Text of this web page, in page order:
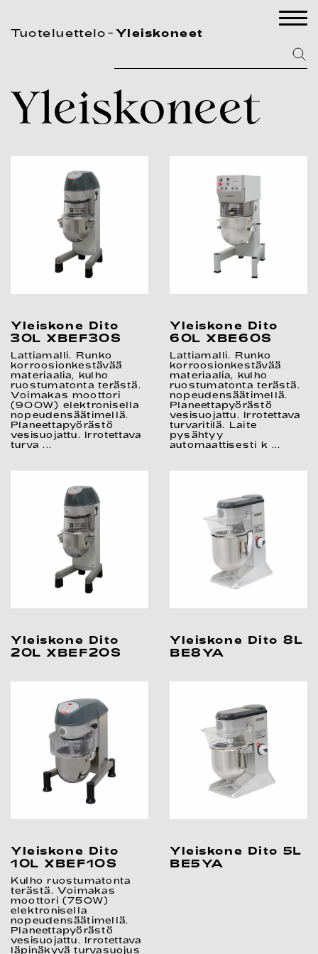
Tuoteluettelo Yleiskoneet
Yleiskoneet
Yleiskone Dito
30L XBEF30S
Lattiamalli. Runko
korroosionkestävää
materiaalia, kulho
ruostumatonta terästä.
Voimakas moottori
(900W) elektronisella
nopeudensäätimellä.
Planeettapyörästö
vesisuojattu. Irrotettava
turva ...
Yleiskone Dito
60L XBE60S
Lattiamalli. Runko
korroosionkestävää
materiaalia, kulho
ruostumatonta terästä.
nopeudensäätimellä.
Planeettapyörästö
vesisuojattu. Irrotettava
turvaritilä. Laite
pysähtyy
automaattisesti k ...
Yleiskone Dito
20L XBEF20S
Yleiskone Dito 8L
BE8YA
Yleiskone Dito
10L XBEF10S
Kulho ruostumatonta
terästä. Voimakas
moottori (750W)
elektronisella
nopeudensäätimellä.
Planeettapyörästö
vesisuojattu. Irrotettava
läpinäkyvä turvasuojus
Yleiskone Dito 5L
BE5YA